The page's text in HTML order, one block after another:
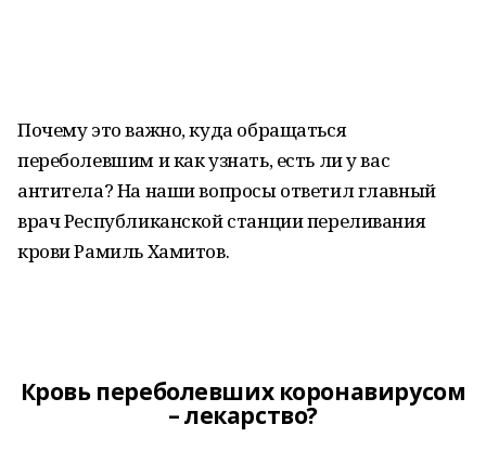
Почему это важно, куда обращаться
переболевшим и как узнать, есть ли у вас
антитела? На наши вопросы ответил главный
врач Республиканской станции переливания
крови Рамиль Хамитов.
Кровь переболевших коронавирусом
– лекарство?